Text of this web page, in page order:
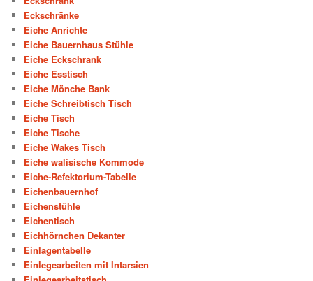
Eckschränke
Eiche Anrichte
Eiche Bauernhaus Stühle
Eiche Eckschrank
Eiche Esstisch
Eiche Mönche Bank
Eiche Schreibtisch Tisch
Eiche Tisch
Eiche Tische
Eiche Wakes Tisch
Eiche walisische Kommode
Eiche-Refektorium-Tabelle
Eichenbauernhof
Eichenstühle
Eichentisch
Eichhörnchen Dekanter
Einlagentabelle
Einlegearbeiten mit Intarsien